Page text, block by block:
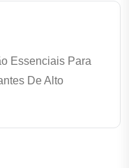
Essenciais Para
De Alto